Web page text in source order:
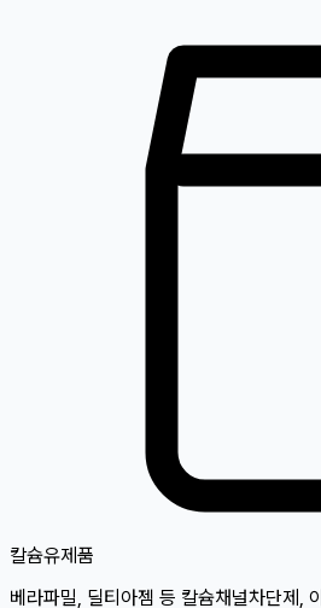
칼슘유제품
베라파밀, 딜티아젬 등 칼슘채널차단제,